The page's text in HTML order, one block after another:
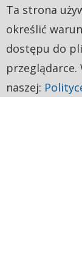
Ta strona
określić
dostępu do
naszej: